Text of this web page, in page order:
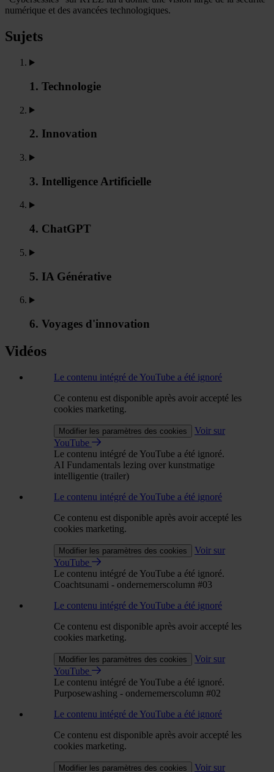
numérique et des avancées technologiques.
Sujets
1. Technologie
2. Innovation
3. Intelligence Artificielle
4. ChatGPT
5. IA Générative
6. Voyages d'innovation
Vidéos
Le contenu intégré de YouTube a été ignoré
Ce contenu est disponible après avoir accepté les
cookies marketing.
Modifier les paramètres des cookies
Voir sur
YouTube
Le contenu intégré de YouTube a été ignoré.
AI Fundamentals lezing over kunstmatige
intelligentie (trailer)
Le contenu intégré de YouTube a été ignoré
Ce contenu est disponible après avoir accepté les
cookies marketing.
Modifier les paramètres des cookies
Voir sur
YouTube
Le contenu intégré de YouTube a été ignoré.
Coachtsunami - ondernemerscolumn #03
Le contenu intégré de YouTube a été ignoré
Ce contenu est disponible après avoir accepté les
cookies marketing.
Modifier les paramètres des cookies
Voir sur
YouTube
Le contenu intégré de YouTube a été ignoré.
Purposewashing - ondernemerscolumn #02
Le contenu intégré de YouTube a été ignoré
Ce contenu est disponible après avoir accepté les
cookies marketing.
Modifier les paramètres des cookies
Voir sur